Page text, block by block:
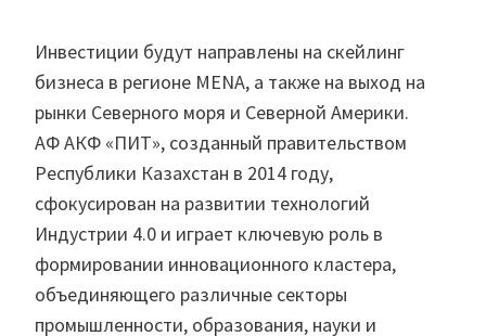
Инвестиции будут направлены на скейлинг
бизнеса в регионе MENA, а также на выход на
рынки Северного моря и Северной Америки.
АФ АКФ «ПИТ», созданный правительством
Республики Казахстан в 2014 году,
сфокусирован на развитии технологий
Индустрии 4.0 и играет ключевую роль в
формировании инновационного кластера,
объединяющего различные секторы
промышленности, образования, науки и